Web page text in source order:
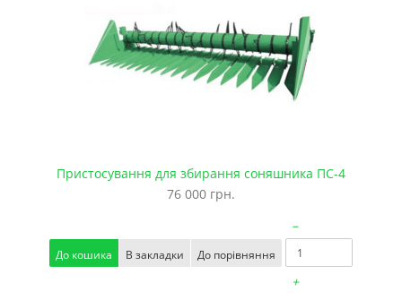
Пристосування для збирання соняшника ПС-4
76 000 грн.
До кошика В закладки До порівняння
–
+